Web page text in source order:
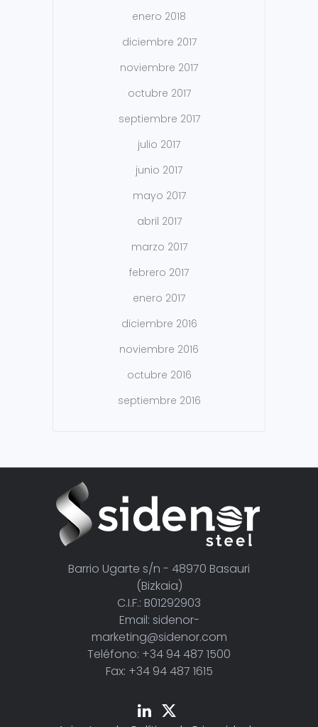
enero 2018
diciembre 2017
noviembre 2017
octubre 2017
septiembre 2017
julio 2017
junio 2017
mayo 2017
abril 2017
marzo 2017
febrero 2017
enero 2017
diciembre 2016
noviembre 2016
octubre 2016
septiembre 2016
Barrio Ugarte s/n - 48970 Basauri
(Bizkaia)
C.I.F.: B01292903
Email: sidenor-
marketing@sidenor.com
Teléfono: +34 94 487 1500
Fax: +34 94 487 1615